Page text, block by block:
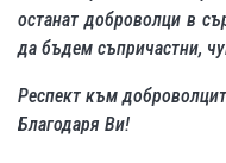
останат доброволци в
да бъдем съпричастни,
Респект към
Благодаря Ви!